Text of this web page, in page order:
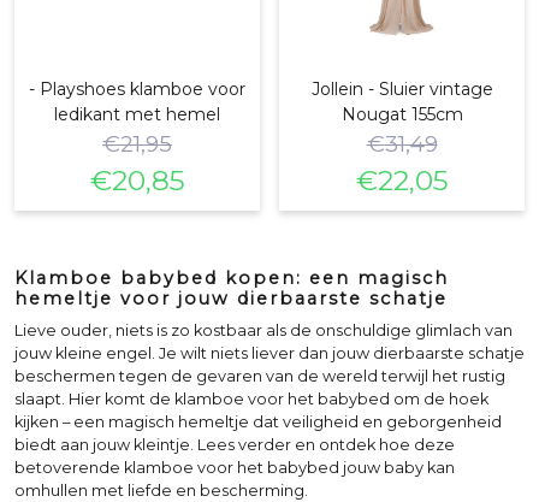
- Playshoes klamboe voor
ledikant met hemel
€21,95
Oorspronkelijke
prijs
was:
€21,95.
€20,85
Huidige
prijs
is:
€20,85.
Jollein - Sluier vintage
Nougat 155cm
€31,49
Oorspronkelijke
prijs
was:
€31,49.
€22,05
Huidige
prijs
is:
€22,05.
Klamboe babybed kopen: een magisch
hemeltje voor jouw dierbaarste schatje
Lieve ouder, niets is zo kostbaar als de onschuldige glimlach van
jouw kleine engel. Je wilt niets liever dan jouw dierbaarste schatje
beschermen tegen de gevaren van de wereld terwijl het rustig
slaapt. Hier komt de klamboe voor het babybed om de hoek
kijken – een magisch hemeltje dat veiligheid en geborgenheid
biedt aan jouw kleintje. Lees verder en ontdek hoe deze
betoverende klamboe voor het babybed jouw baby kan
omhullen met liefde en bescherming.